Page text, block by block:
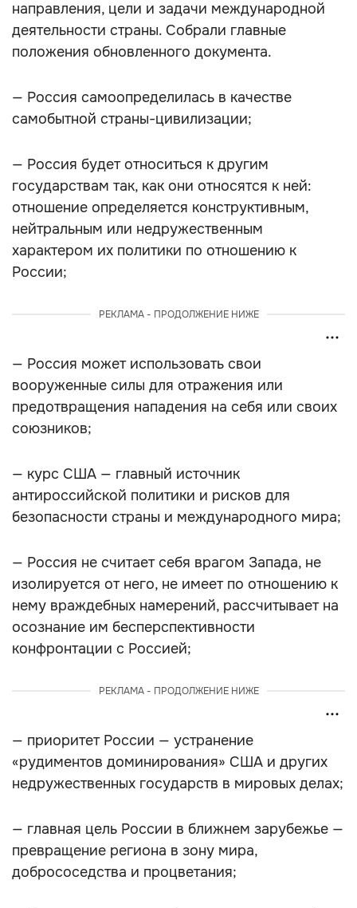
направления, цели и задачи международной
деятельности страны. Собрали главные
положения обновленного документа.
— Россия самоопределилась в качестве
самобытной страны-цивилизации;
— Россия будет относиться к другим
государствам так, как они относятся к ней:
отношение определяется конструктивным,
нейтральным или недружественным
характером их политики по отношению к
России;
РЕКЛАМА - ПРОДОЛЖЕНИЕ НИЖЕ
— Россия может использовать свои
вооруженные силы для отражения или
предотвращения нападения на себя или своих
союзников;
— курс США — главный источник
антироссийской политики и рисков для
безопасности страны и международного мира;
— Россия не считает себя врагом Запада, не
изолируется от него, не имеет по отношению к
нему враждебных намерений, рассчитывает на
осознание им бесперспективности
конфронтации с Россией;
РЕКЛАМА - ПРОДОЛЖЕНИЕ НИЖЕ
— приоритет России — устранение
«рудиментов доминирования» США и других
недружественных государств в мировых делах;
— главная цель России в ближнем зарубежье —
превращение региона в зону мира,
добрососедства и процветания;